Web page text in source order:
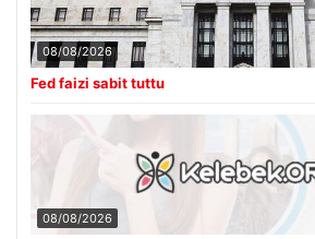
08/08/2026
Fed faizi sabit tuttu
08/08/2026